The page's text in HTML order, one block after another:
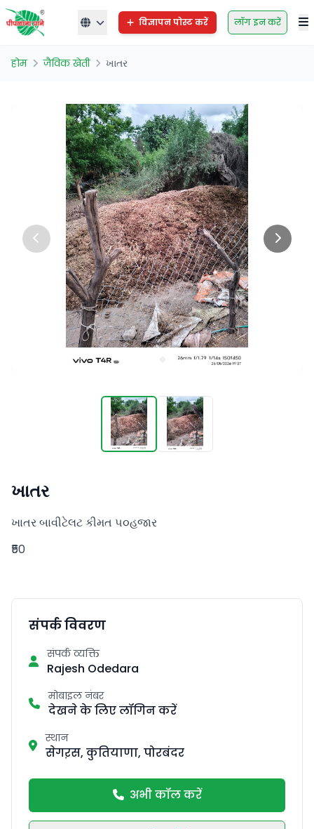
विज्ञापन पोस्ट करें लॉग इन करें
होम जैविक खेती ખાતર
ખાતર
ખાતર બાવીટેલટ કીમત ૫૦હજાર
₹50
संपर्क विवरण
संपर्क व्यक्ति
Rajesh Odedara
मोबाइल नंबर
देखने के लिए लॉगिन करें
स्थान
सेगऱस, कुतियाणा, पोरबंदर
अभी कॉल करें